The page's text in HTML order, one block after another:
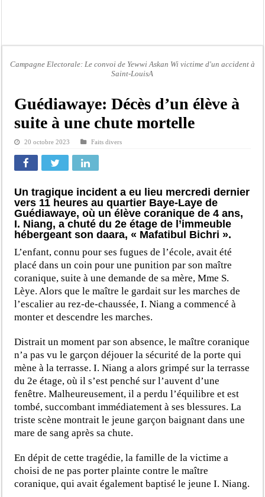
Aide aux ménages vulnérables : 92 976 ménages ciblés, 135 000 FCFA prévus
Secteur extractif au Sénégal : 303 milliards de FCFA de revenus générés par au
AfroBasket U18 masculin : le Sénégal domine le Rwanda et réussit son entrée
Fatick : Un carambolage entre trois véhicules fait deux blessés, dont un grave
Campagne Electorale: Le convoi de Yewwi Askan Wi victime d'un accident à
Saint-LouisA
Guédiawaye: Décès d’un élève à
suite à une chute mortelle
20 octobre 2023 Faits divers
Un tragique incident a eu lieu mercredi dernier
vers 11 heures au quartier Baye-Laye de
Guédiawaye, où un élève coranique de 4 ans,
I. Niang, a chuté du 2e étage de l’immeuble
hébergeant son daara, « Mafatibul Bichri ».
L’enfant, connu pour ses fugues de l’école, avait été
placé dans un coin pour une punition par son maître
coranique, suite à une demande de sa mère, Mme S.
Lèye. Alors que le maître le gardait sur les marches de
l’escalier au rez-de-chaussée, I. Niang a commencé à
monter et descendre les marches.
Distrait un moment par son absence, le maître coranique
n’a pas vu le garçon déjouer la sécurité de la porte qui
mène à la terrasse. I. Niang a alors grimpé sur la terrasse
du 2e étage, où il s’est penché sur l’auvent d’une
fenêtre. Malheureusement, il a perdu l’équilibre et est
tombé, succombant immédiatement à ses blessures. La
triste scène montrait le jeune garçon baignant dans une
mare de sang après sa chute.
En dépit de cette tragédie, la famille de la victime a
choisi de ne pas porter plainte contre le maître
coranique, qui avait également baptisé le jeune I. Niang.